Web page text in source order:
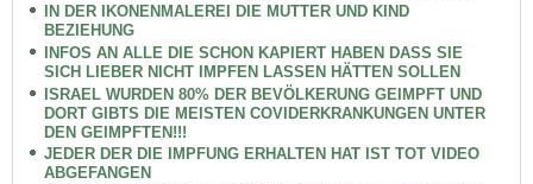
IN DER IKONENMALEREI DIE MUTTER UND KIND
BEZIEHUNG
INFOS AN ALLE DIE SCHON KAPIERT HABEN DASS SIE
SICH LIEBER NICHT IMPFEN LASSEN HÄTTEN SOLLEN
ISRAEL WURDEN 80% DER BEVÖLKERUNG GEIMPFT UND
DORT GIBTS DIE MEISTEN COVIDERKRANKUNGEN UNTER
DEN GEIMPFTEN!!!
JEDER DER DIE IMPFUNG ERHALTEN HAT IST TOT VIDEO
ABGEFANGEN